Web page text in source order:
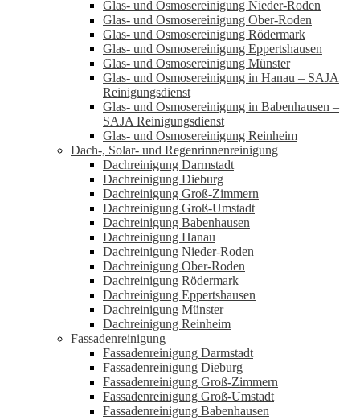
Glas- und Osmosereinigung Nieder-Roden
Glas- und Osmosereinigung Ober-Roden
Glas- und Osmosereinigung Rödermark
Glas- und Osmosereinigung Eppertshausen
Glas- und Osmosereinigung Münster
Glas- und Osmosereinigung in Hanau – SAJA
Reinigungsdienst
Glas- und Osmosereinigung in Babenhausen –
SAJA Reinigungsdienst
Glas- und Osmosereinigung Reinheim
Dach-, Solar- und Regenrinnenreinigung
Dachreinigung Darmstadt
Dachreinigung Dieburg
Dachreinigung Groß-Zimmern
Dachreinigung Groß-Umstadt
Dachreinigung Babenhausen
Dachreinigung Hanau
Dachreinigung Nieder-Roden
Dachreinigung Ober-Roden
Dachreinigung Rödermark
Dachreinigung Eppertshausen
Dachreinigung Münster
Dachreinigung Reinheim
Fassadenreinigung
Fassadenreinigung Darmstadt
Fassadenreinigung Dieburg
Fassadenreinigung Groß-Zimmern
Fassadenreinigung Groß-Umstadt
Fassadenreinigung Babenhausen